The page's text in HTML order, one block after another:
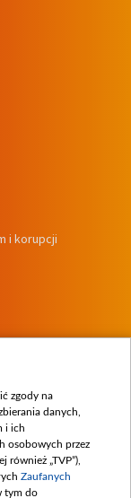
i korupcji
zgody na
danych,
i ich
osobowych przez
również „TVP”),
Zaufanych
tym do